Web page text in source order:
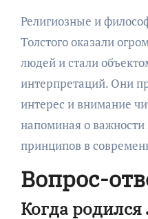
Религиозные и
Толстого оказали
людей и стали
интерпретаций. Они
интерес и внимание
напоминая о
принципов в
Вопрос-
Когда родился